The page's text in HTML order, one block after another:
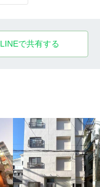
LINEで共有する